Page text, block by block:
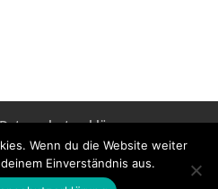
Wenn du die Website weiter
Einverständnis aus.